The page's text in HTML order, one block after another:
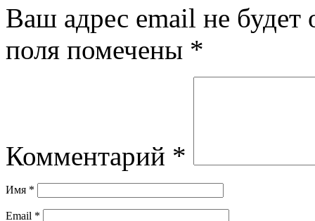
Ваш адрес email не будет
поля помечены *
Комментарий *
Имя *
Email *